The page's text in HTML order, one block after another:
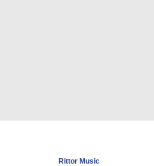
Rittor Music